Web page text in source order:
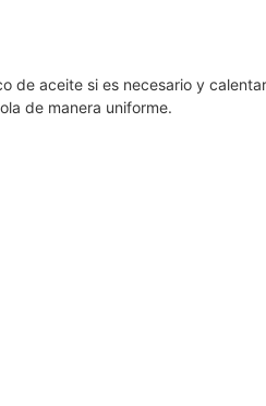
de aceite si es necesario y
de manera uniforme.